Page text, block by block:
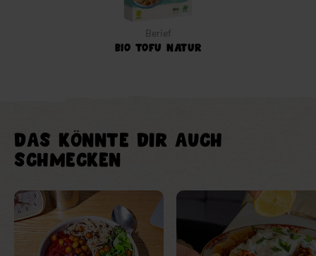
Berief
Bio Tofu Natur
DAS KÖNNTE DIR AUCH
SCHMECKEN
Verlinkung Element Verlinkung Element